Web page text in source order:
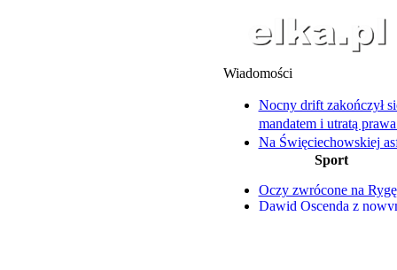
Wiadomości
Nocny drift zakończył
mandatem i utratą
Na Święciechowskiej
zastąpi wieloletni bruk
głębokości 4 metrów
Sport
Oczy zwrócone na Rygę
Dawid Oscenda z